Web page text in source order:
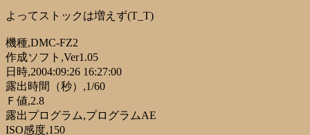
よってストックは増えず(T_T)
機種,DMC-FZ2
作成ソフト,Ver1.05
日時,2004:09:26 16:27:00
露出時間（秒）,1/60
Ｆ値,2.8
露出プログラム,プログラムAE
ISO感度,150